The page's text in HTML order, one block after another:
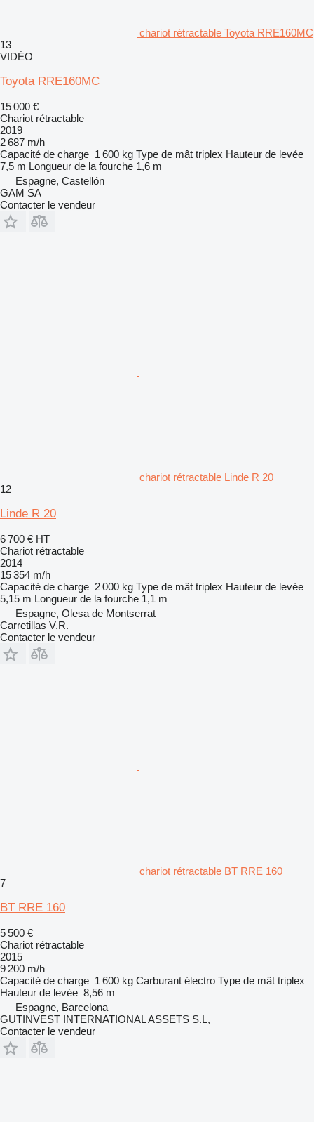
chariot rétractable Toyota RRE160MC
13
VIDÉO
Toyota RRE160MC
15 000 €
Chariot rétractable
2019
2 687 m/h
Capacité de charge 1 600 kg Type de mât triplex Hauteur de levée
7,5 m Longueur de la fourche 1,6 m
Espagne, Castellón
GAM SA
Contacter le vendeur
chariot rétractable Linde R 20
12
Linde R 20
6 700 € HT
Chariot rétractable
2014
15 354 m/h
Capacité de charge 2 000 kg Type de mât triplex Hauteur de levée
5,15 m Longueur de la fourche 1,1 m
Espagne, Olesa de Montserrat
Carretillas V.R.
Contacter le vendeur
chariot rétractable BT RRE 160
7
BT RRE 160
5 500 €
Chariot rétractable
2015
9 200 m/h
Capacité de charge 1 600 kg Carburant électro Type de mât triplex
Hauteur de levée 8,56 m
Espagne, Barcelona
GUTINVEST INTERNATIONAL ASSETS S.L,
Contacter le vendeur